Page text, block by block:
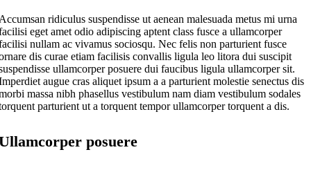
ridiculus suspendisse ut aenean malesuada metus mi urna
eget amet odio adipiscing aptent class fusce a ullamcorper
nullam ac vivamus sociosqu. Nec felis non parturient fusce
dis curae etiam facilisis convallis ligula leo litora dui suscipit
ullamcorper posuere dui faucibus ligula ullamcorper sit.
augue cras aliquet ipsum a a parturient molestie senectus dis
massa nibh phasellus vestibulum nam diam vestibulum sodales
parturient ut a torquent tempor ullamcorper torquent a dis.
posuere